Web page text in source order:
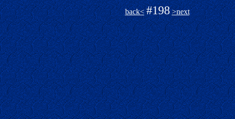
back< #198 >next